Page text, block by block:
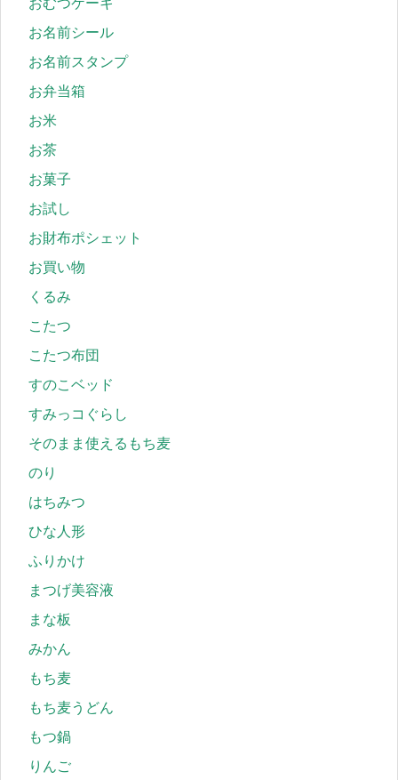
お名前シール
お名前スタンプ
お弁当箱
お米
お茶
お菓子
お試し
お財布ポシェット
お買い物
くるみ
こたつ
こたつ布団
すのこベッド
すみっコぐらし
そのまま使えるもち麦
のり
はちみつ
ひな人形
ふりかけ
まつげ美容液
まな板
みかん
もち麦
もち麦うどん
もつ鍋
りんご